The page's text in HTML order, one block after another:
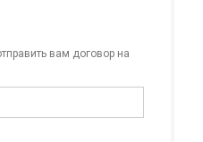
вам договор на